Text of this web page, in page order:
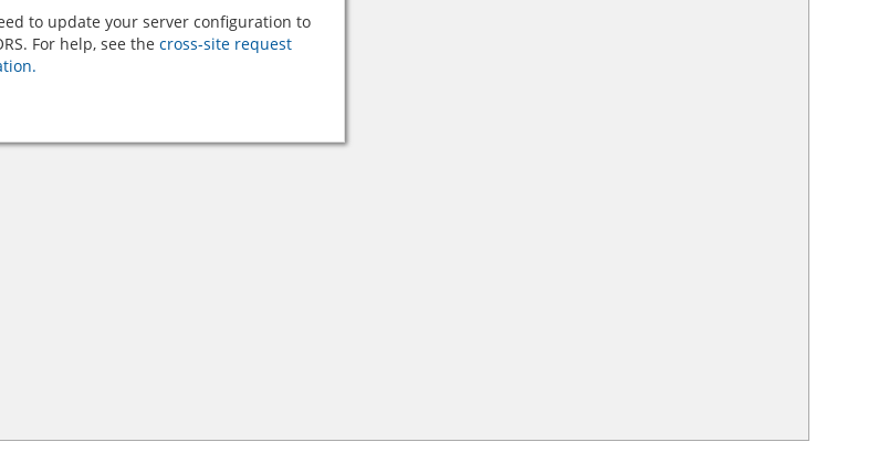
to update your server configuration to
For help, see the cross-site request